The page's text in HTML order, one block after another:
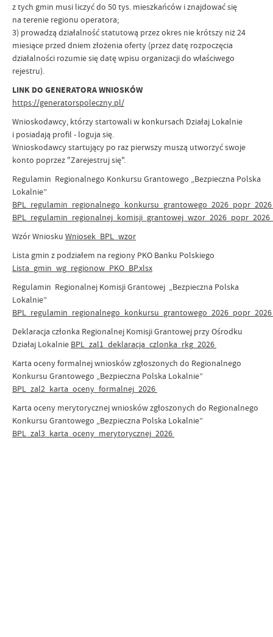
z tych gmin musi liczyć do 50 tys. mieszkańców i znajdować się
na terenie regionu operatora;
3) prowadzą działalność statutową przez okres nie krótszy niż 24
miesiące przed dniem złożenia oferty (przez datę rozpoczęcia
działalności rozumie się datę wpisu organizacji do właściwego
rejestru).
LINK DO GENERATORA WNIOSKÓW
https://generatorspoleczny.pl/
Wnioskodawcy, którzy startowali w konkursach Działaj Lokalnie
i posiadają profil - loguja się.
Wnioskodawcy startujący po raz pierwszy muszą utworzyć swoje
konto poprzez "Zarejestruj się".
Regulamin Regionalnego Konkursu Grantowego „Bezpieczna Polska
Lokalnie”
Wzór Wniosku Wniosek_BPL_wzor
Lista gmin z podziałem na regiony PKO Banku Polskiego
Lista_gmin_wg_regionow_PKO_BP.xlsx
Regulamin Regionalnej Komisji Grantowej „Bezpieczna Polska
Lokalnie”
Deklaracja członka Regionalnej Komisji Grantowej przy Ośrodku
Działaj Lokalnie BPL_zal1_deklaracja_czlonka_rkg_2026
Karta oceny formalnej wniosków zgłoszonych do Regionalnego
Konkursu Grantowego „Bezpieczna Polska Lokalnie”
BPL_zal2_karta_oceny_formalnej_2026
Karta oceny merytorycznej wniosków zgłoszonych do Regionalnego
Konkursu Grantowego „Bezpieczna Polska Lokalnie”
BPL_zal3_karta_oceny_merytorycznej_2026